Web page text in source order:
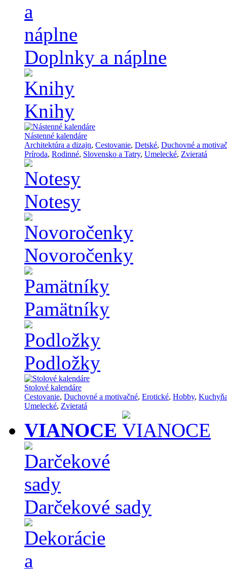
Doplnky a náplne
Knihy
Nástenné kalendáre
Architektúra a dizajn, Cestovanie, Detské, Duchovné a
Príroda, Rodinné, Slovensko a Tatry, Umelecké, Zvieratá
Notesy
Novoročenky
Pamätníky
Podložky
Stolové kalendáre
Cestovanie, Duchovné a motivačné, Erotické, Hobby,
Umelecké, Zvieratá
VIANOCE
Darčekové sady